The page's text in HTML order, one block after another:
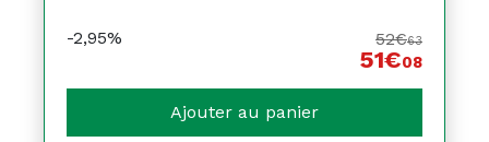
-2,95% 52€63
51€08
Ajouter au panier